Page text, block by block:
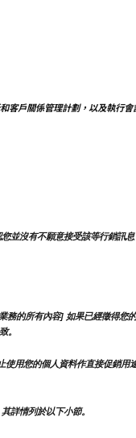
客戶關係管理計劃，以及執行
並沒有不願意接受該等行銷訊
務的所有內容] 如果已經徵得您
。
使用您的個人資料作直接促銷用
詳情列於以下小節。